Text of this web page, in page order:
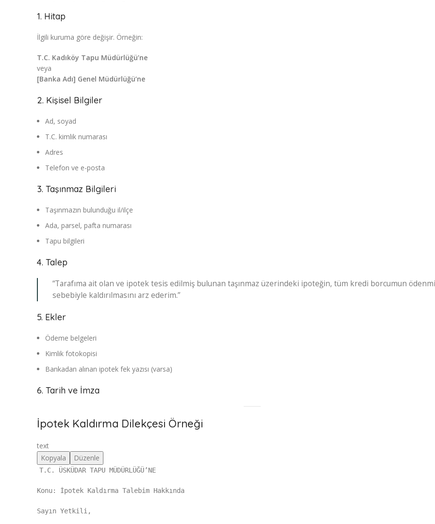
1. Hitap
İlgili kuruma göre değişir. Örneğin:
T.C. Kadıköy Tapu Müdürlüğü’ne
veya
[Banka Adı] Genel Müdürlüğü’ne
2. Kişisel Bilgiler
Ad, soyad
T.C. kimlik numarası
Adres
Telefon ve e-posta
3. Taşınmaz Bilgileri
Taşınmazın bulunduğu il/ilçe
Ada, parsel, pafta numarası
Tapu bilgileri
4. Talep
“Tarafıma ait olan ve ipotek tesis edilmiş bulunan taşınmaz üzerindeki ipoteğin, tüm kredi borcumun
sebebiyle kaldırılmasını arz ederim.”
5. Ekler
Ödeme belgeleri
Kimlik fotokopisi
Bankadan alınan ipotek fek yazısı (varsa)
6. Tarih ve İmza
İpotek Kaldırma Dilekçesi Örneği
text
Kopyala
Düzenle
T.C. ÜSKÜDAR TAPU MÜDÜRLÜĞÜ’NE
Konu: İpotek Kaldırma Talebim Hakkında
Sayın Yetkili,